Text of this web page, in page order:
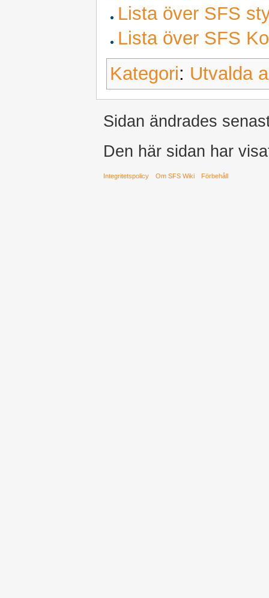
Lista över SFS
Lista över SFS
Kategori: Utvalda
Sidan ändrades
Den här sidan har
Integritetspolicy Om SFS Wiki Förbehåll